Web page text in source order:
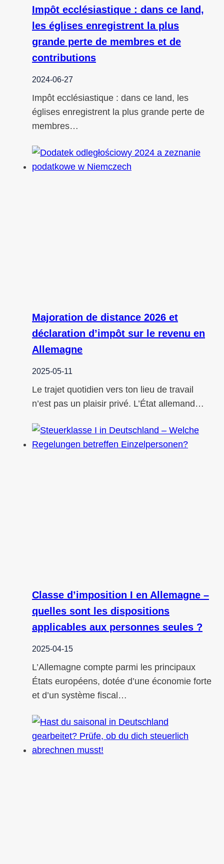
Impôt ecclésiastique : dans ce land,
les églises enregistrent la plus
grande perte de membres et de
contributions
2024-06-27
Impôt ecclésiastique : dans ce land, les
églises enregistrent la plus grande perte de
membres…
Majoration de distance 2026 et
déclaration d’impôt sur le revenu en
Allemagne
2025-05-11
Le trajet quotidien vers ton lieu de travail
n’est pas un plaisir privé. L’État allemand…
Classe d’imposition I en Allemagne –
quelles sont les dispositions
applicables aux personnes seules ?
2025-04-15
L’Allemagne compte parmi les principaux
États européens, dotée d’une économie forte
et d’un système fiscal…